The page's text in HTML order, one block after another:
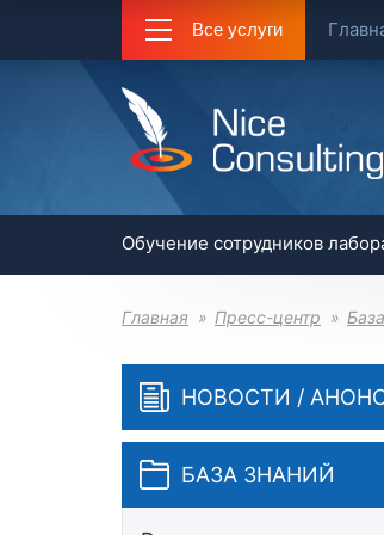
Все услуги
Обучение сотрудников
Главная Пресс-центр
НОВОСТИ /
БАЗА ЗНАНИЙ